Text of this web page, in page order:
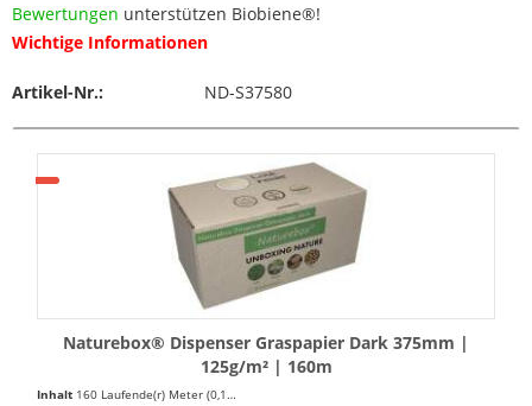
Bewertungen unterstützen Biobiene®!
Wichtige Informationen
Artikel-Nr.: ND-S37580
Naturebox® Dispenser Graspapier Dark 375mm |
125g/m² | 160m
Inhalt 160 Laufende(r) Meter (0,19 € * / 1 Laufende(r) Meter)